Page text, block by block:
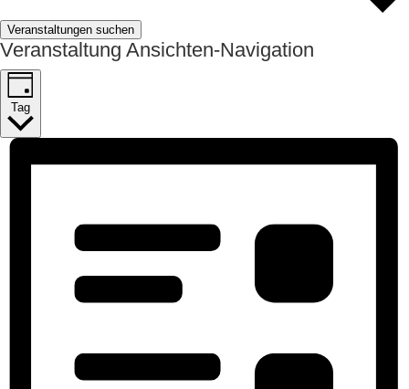
Veranstaltungen suchen
Veranstaltung Ansichten-Navigation
Tag